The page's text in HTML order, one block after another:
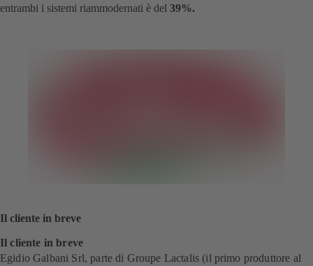
entrambi i sistemi riammodernati è del 39%.
Il cliente in breve
Il cliente in breve
Egidio Galbani Srl, parte di Groupe Lactalis (il primo produttore al